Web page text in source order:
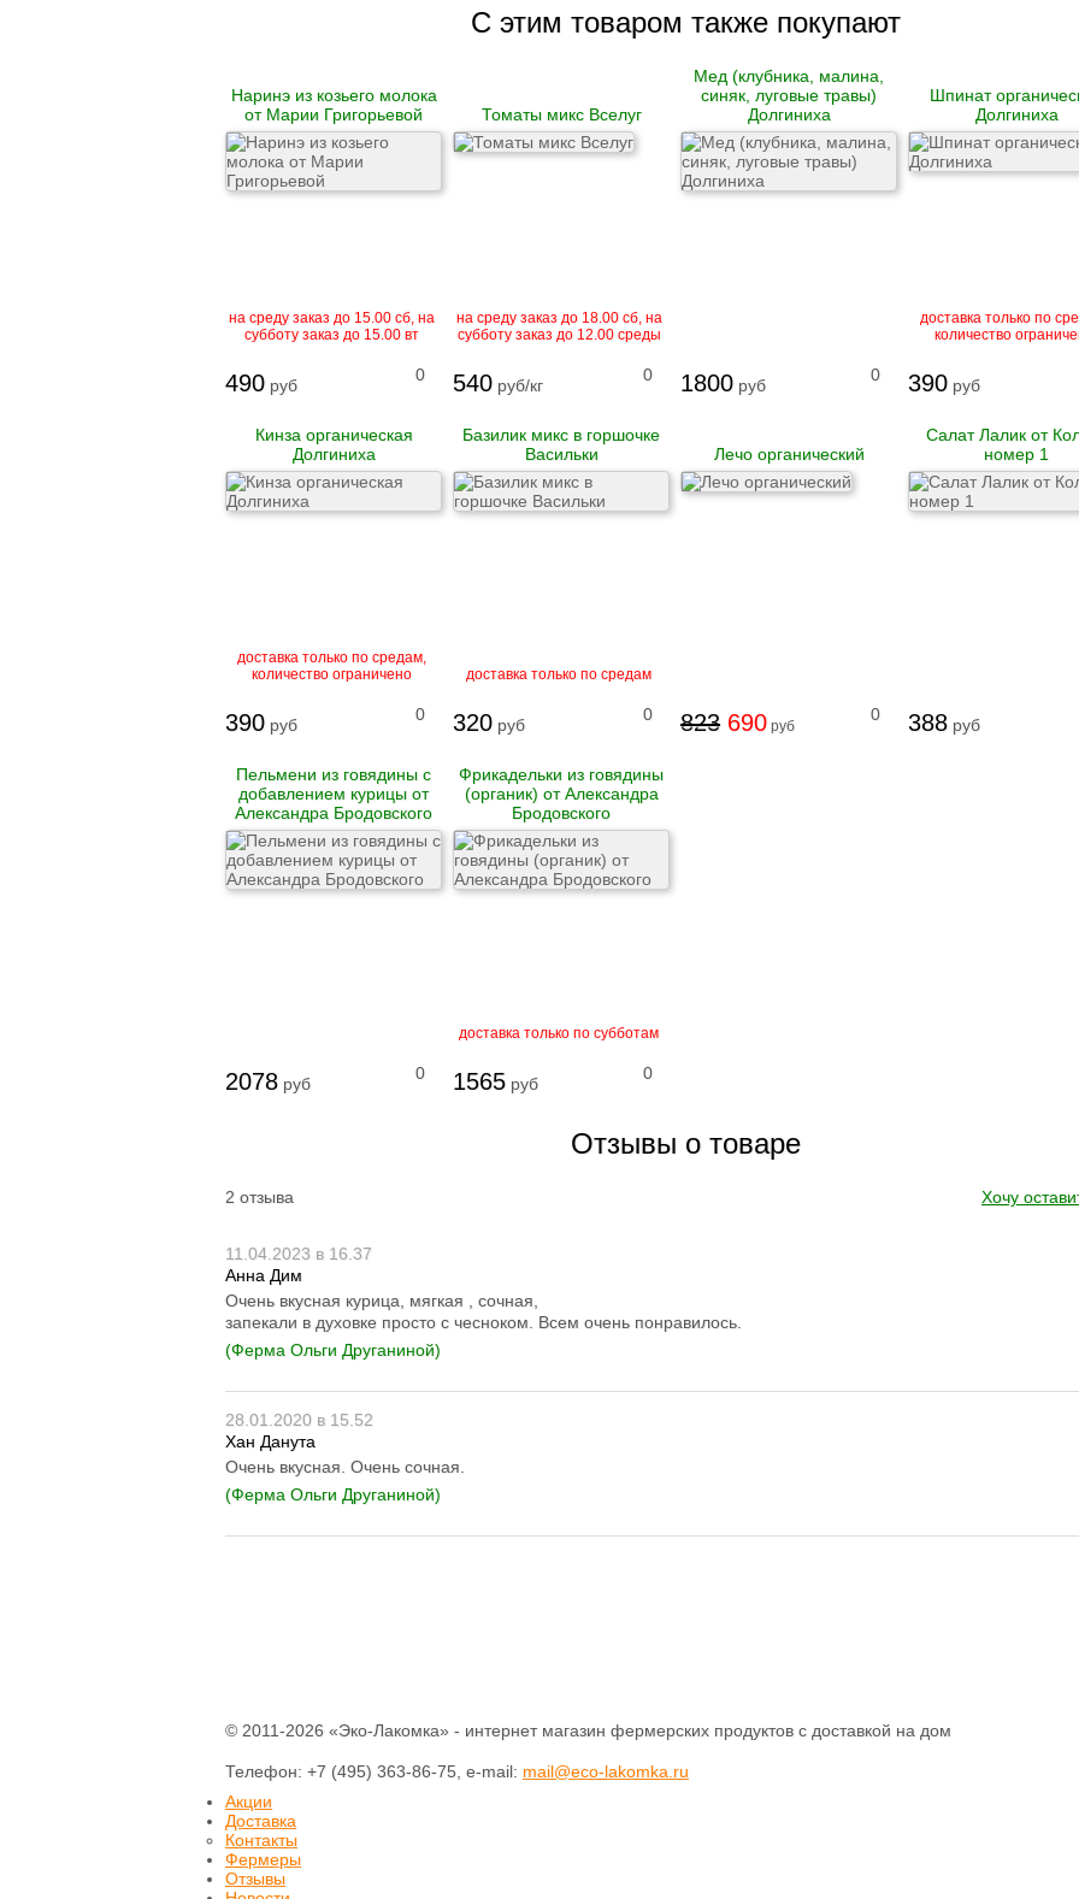
С этим товаром также покупают
Наринэ из козьего молока
от Марии Григорьевой
на среду заказ до 15.00 сб, на
субботу заказ до 15.00 вт
490 руб
0
Томаты микс Вселуг
на среду заказ до 18.00 сб, на
субботу заказ до 12.00 среды
540 руб/кг
0
Мед (клубника, малина,
синяк, луговые травы)
Долгиниха
1800 руб
0
Шпинат
Долгиниха
доставка только по
количество
390 руб
Кинза органическая
Долгиниха
доставка только по средам,
количество ограничено
390 руб
0
Базилик микс в горшочке
Васильки
доставка только по средам
320 руб
0
Лечо органический
823 690 руб
0
Салат Лалик от
номер 1
388 руб
Пельмени из говядины с
добавлением курицы от
Александра Бродовского
2078 руб
0
Фрикадельки из говядины
(органик) от Александра
Бродовского
доставка только по субботам
1565 руб
0
Отзывы о товаре
2 отзыва Хочу
11.04.2023 в 16.37
Анна Дим
Очень вкусная курица, мягкая , сочная,
запекали в духовке просто с чесноком. Всем очень понравилось.
(Ферма Ольги Друганиной)
28.01.2020 в 15.52
Хан Данута
Очень вкусная. Очень сочная.
(Ферма Ольги Друганиной)
© 2011-2026 «Эко-Лакомка» - интернет магазин фермерских продуктов с доставкой на дом
Телефон: +7 (495) 363-86-75, e-mail: mail@eco-lakomka.ru
Акции
Доставка
Контакты
Фермеры
Отзывы